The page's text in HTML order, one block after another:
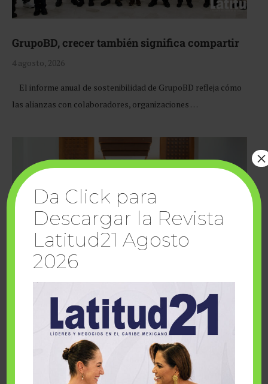
GrupoBD, crecer también significa compartir
4 agosto, 2026
El informe anual de sostenibilidad de GrupoBD refleja cómo
las alianzas con colaboradores, organizaciones …
Cuando la solidaridad inspira; cumplen
sueños Fairmont Mayakoba y Make-A-Wish
Da Click para
Descargar la Revista
Latitud21 Agosto
2026
×